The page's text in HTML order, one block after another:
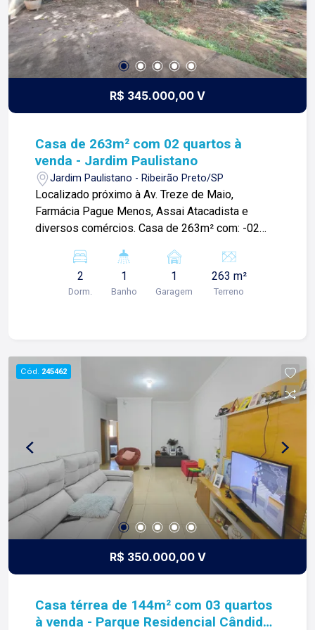
R$ 345.000,00 V
Casa de 263m² com 02 quartos à
venda - Jardim Paulistano
Jardim Paulistano - Ribeirão Preto/SP
Localizado próximo à Av. Treze de Maio,
Farmácia Pague Menos, Assai Atacadista e
diversos comércios. Casa de 263m² com: -02
-Área de serviço; -Quinta amplo; -01 vaga de
garagem. Para mais informações e agendar
visita, entre em contato. Lago é
construímos laços fortes e indeléveis com
nossos proprietários e clientes. Somos uma
imobiliária que equilibra a tradicionalidade com o
arrojo e a força comercial da atualidade. A Lago é
sua principal imobiliária em Ribeirão Preto!
2
Dorm.
1
Banho
1
Garagem
263 m²
Terreno
Cód. 245462
R$ 350.000,00 V
Casa térrea de 144m² com 03 quartos
à venda - Parque Residencial Cândido